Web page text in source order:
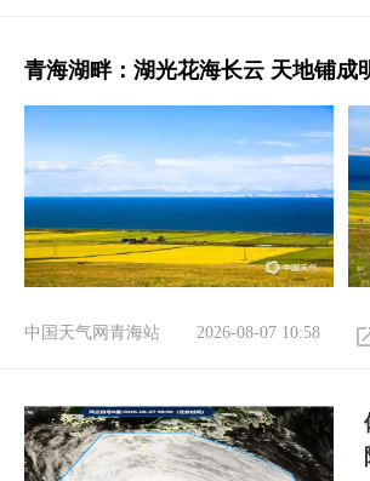
青海湖畔：湖光花海长云 天地铺成
中国天气网青海站 2026-08-07 10:58